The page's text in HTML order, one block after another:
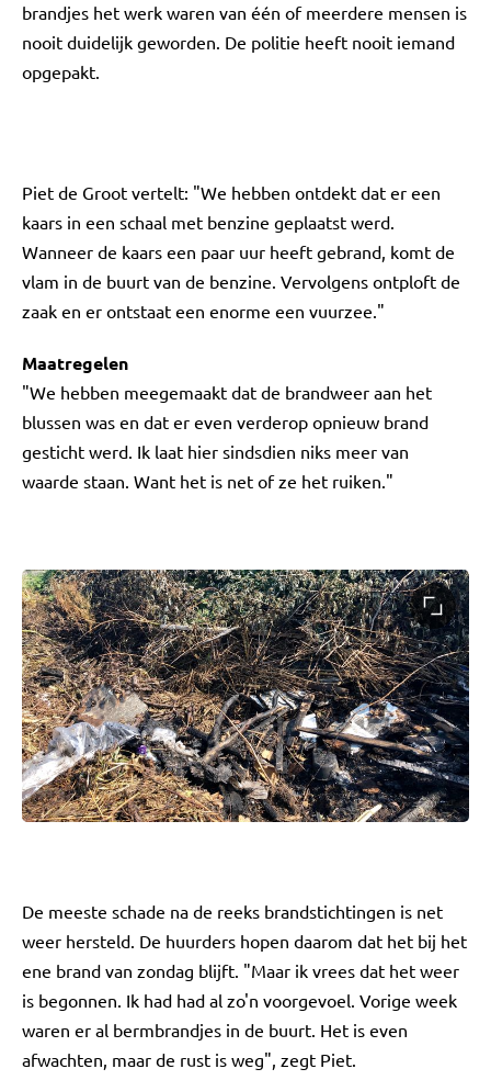
brandjes het werk waren van één of meerdere mensen is
nooit duidelijk geworden. De politie heeft nooit iemand
opgepakt.
Piet de Groot vertelt: "We hebben ontdekt dat er een
kaars in een schaal met benzine geplaatst werd.
Wanneer de kaars een paar uur heeft gebrand, komt de
vlam in de buurt van de benzine. Vervolgens ontploft de
zaak en er ontstaat een enorme een vuurzee."
Maatregelen
"We hebben meegemaakt dat de brandweer aan het
blussen was en dat er even verderop opnieuw brand
gesticht werd. Ik laat hier sindsdien niks meer van
waarde staan. Want het is net of ze het ruiken."
De meeste schade na de reeks brandstichtingen is net
weer hersteld. De huurders hopen daarom dat het bij het
ene brand van zondag blijft. "Maar ik vrees dat het weer
is begonnen. Ik had had al zo'n voorgevoel. Vorige week
waren er al bermbrandjes in de buurt. Het is even
afwachten, maar de rust is weg", zegt Piet.